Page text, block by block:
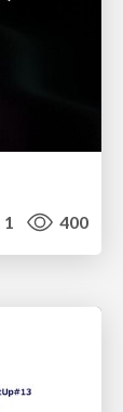
1 400